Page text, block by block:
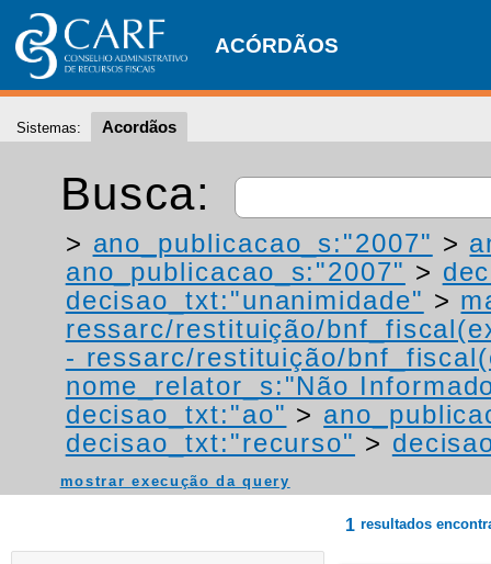
ACÓRDÃOS
Sistemas: Acordãos
Busca:
> ano_publicacao_s:"2007" >
ano_publicacao_s:"2007" >
decisao_txt:"unanimidade" >
ressarc/restituição/
- ressarc/restituição/
nome_relator_s:"Não
decisao_txt:"ao" >
decisao_txt:"recurso" >
mostrar execução da query
1 resultados